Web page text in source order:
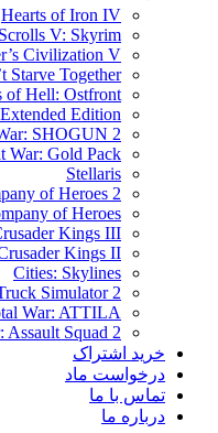
Hearts of Iron IV
V: Skyrim
Civilization V
Starve Together
of Hell: Ostfront
Edition
SHOGUN 2
War: Gold Pack
Stellaris
of Heroes 2
of Heroes
Kings III
Kings II
Cities: Skylines
Simulator 2
War: ATTILA
Assault Squad 2
خرید اشتراک
درخواست ماد
تماس با ما
درباره ما